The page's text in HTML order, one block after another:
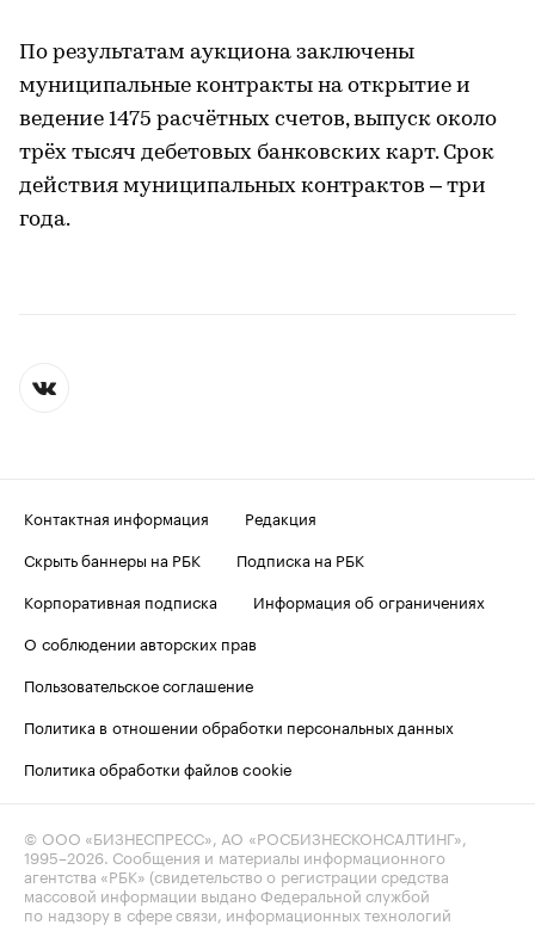
По результатам аукциона заключены
муниципальные контракты на открытие и
ведение 1475 расчётных счетов, выпуск около
трёх тысяч дебетовых банковских карт. Срок
действия муниципальных контрактов – три
года.
Контактная информация
Редакция
Скрыть баннеры на РБК
Подписка на РБК
Корпоративная подписка
Информация об ограничениях
О соблюдении авторских прав
Пользовательское соглашение
Политика в отношении обработки персональных данных
Политика обработки файлов cookie
© ООО «БИЗНЕСПРЕСС», АО «РОСБИЗНЕСКОНСАЛТИНГ»,
1995–2026 . Сообщения и материалы информационного
агентства «РБК» (свидетельство о регистрации средства
массовой информации выдано Федеральной службой
по надзору в сфере связи, информационных технологий